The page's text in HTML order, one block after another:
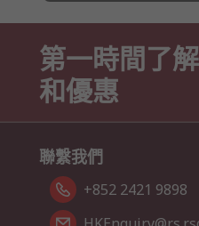
第一時間了
和優惠
聯繫我們
+852 2421 9898